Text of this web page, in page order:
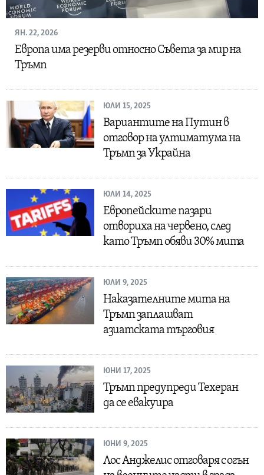
ЯН. 22, 2026
Европа има резерви относно Съвета за мир на
Тръмп
ЮЛИ 15, 2025
Вариантите на Путин в
отговор на ултиматума на
Тръмп за Украйна
ЮЛИ 14, 2025
Европейските пазари
отвориха на червено, след
като Тръмп обяви 30% мита
ЮЛИ 9, 2025
Наказателните мита на
Тръмп заплашват
азиатската търговия
ЮНИ 17, 2025
Тръмп предупреди Техеран
да се евакуира
ЮНИ 9, 2025
Лос Анджелис отговаря с огън